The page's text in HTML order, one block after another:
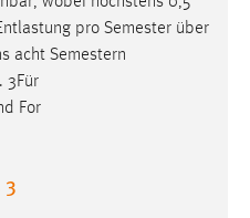
pro Semester über
acht Semestern
3Für
For